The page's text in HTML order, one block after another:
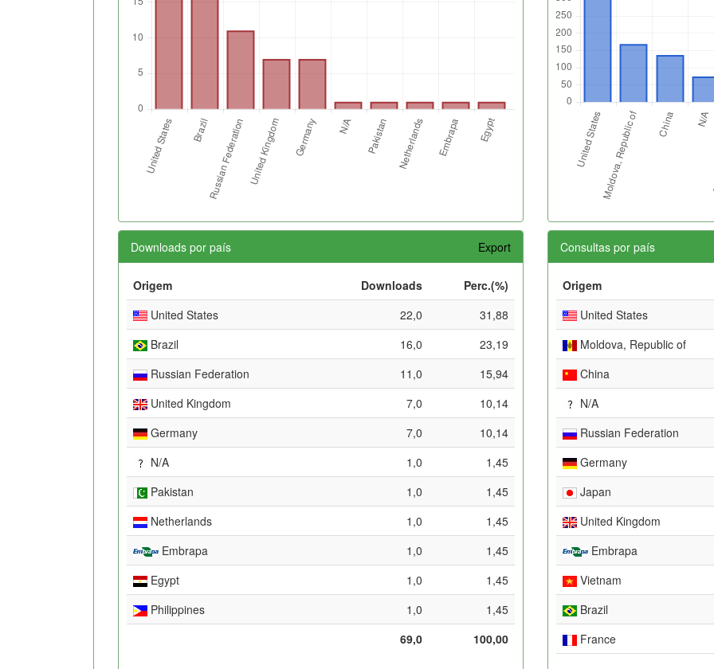
Downloads por país Export
Origem Downloads
Perc.(%)
United States
22,0
31,88
Brazil
16,0
23,19
Russian Federation
11,0
15,94
United Kingdom
7,0
10,14
Germany
7,0
10,14
N/A
1,0
1,45
Pakistan
1,0
1,45
Netherlands
1,0
1,45
Embrapa
1,0
1,45
Egypt
1,0
1,45
Philippines
1,0
1,45
69,0
100,00
Consultas por país
Origem
United States
Moldova, Republic of
China
N/A
Russian Federation
Germany
Japan
United Kingdom
Embrapa
Vietnam
Brazil
France